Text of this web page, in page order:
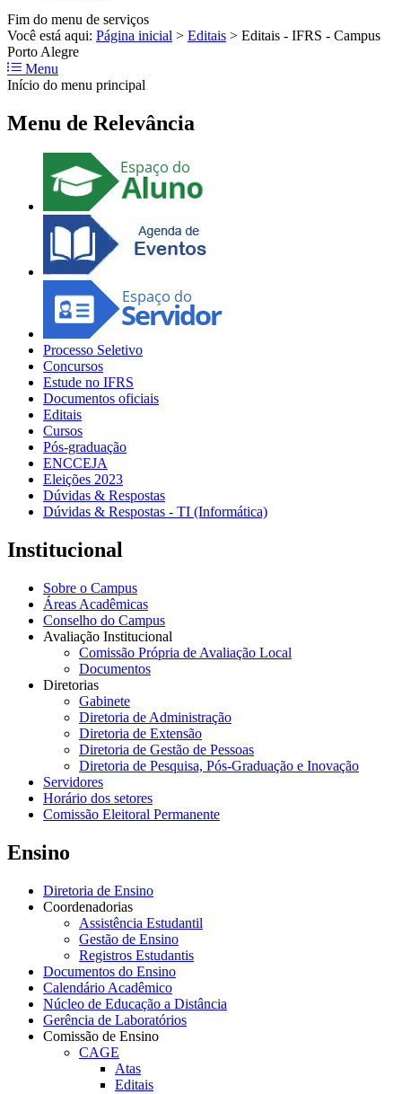
Fim do menu de serviços
Você está aqui: Página inicial > Editais > Editais - IFRS - Campus
Porto Alegre
Menu
Início do menu principal
Menu de Relevância
Processo Seletivo
Concursos
Estude no IFRS
Documentos oficiais
Editais
Cursos
Pós-graduação
ENCCEJA
Eleições 2023
Dúvidas & Respostas
Dúvidas & Respostas - TI (Informática)
Institucional
Sobre o Campus
Áreas Acadêmicas
Conselho do Campus
Avaliação Institucional
Comissão Própria de Avaliação Local
Documentos
Diretorias
Gabinete
Diretoria de Administração
Diretoria de Extensão
Diretoria de Gestão de Pessoas
Diretoria de Pesquisa, Pós-Graduação e Inovação
Servidores
Horário dos setores
Comissão Eleitoral Permanente
Ensino
Diretoria de Ensino
Coordenadorias
Assistência Estudantil
Gestão de Ensino
Registros Estudantis
Documentos do Ensino
Calendário Acadêmico
Núcleo de Educação a Distância
Gerência de Laboratórios
Comissão de Ensino
CAGE
Atas
Editais